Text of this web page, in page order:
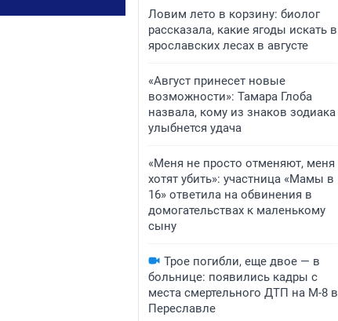
Ловим лето в корзину: биолог
рассказала, какие ягоды искать в
ярославских лесах в августе
«Август принесет новые
возможности»: Тамара Глоба
назвала, кому из знаков зодиака
улыбнется удача
«Меня не просто отменяют, меня
хотят убить»: участница «Мамы в
16» ответила на обвинения в
домогательствах к маленькому
сыну
Трое погибли, еще двое — в
больнице: появились кадры с
места смертельного ДТП на М-8 в
Переславле